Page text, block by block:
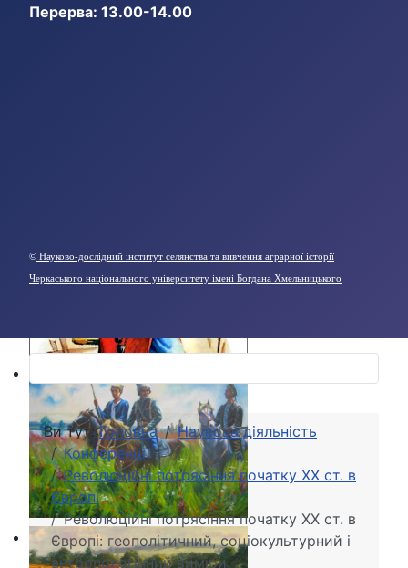
Ви тут:Головна
Наукова діяльність
Конференції
Революційні потрясіння початку ХХ ст. в
Європі
Революційні потрясіння початку ХХ ст. в
Європі: геополітичний, соціокультурний і
антропологічний виміри
Перерва: 13.00-14.00
© Науково-дослідний інститут селянства та вивчення аграрної історії
Черкаського національного університету імені Богдана Хмельницького